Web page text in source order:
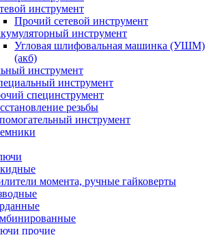
инструмент
Прочий сетевой инструмент
инструмент
Угловая шлифовальная машинка (УШМ)
(акб)
инструмент
инструмент
специнструмент
резьбы
инструмент
момента, ручные гайковерты
прочие